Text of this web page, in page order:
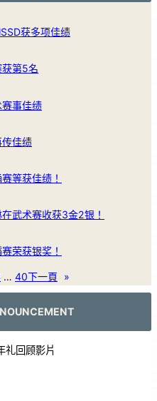
获多项佳绩
第5名
事佳绩
佳绩
等获佳绩！
武术赛收获3金2银！
荣获银奖！
… 40下一頁 »
礼回顾影片